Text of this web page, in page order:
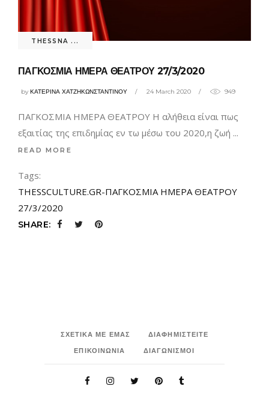
THESSNA ...
ΠΑΓΚΟΣΜΙΑ ΗΜΕΡΑ ΘΕΑΤΡΟΥ 27/3/2020
byΚΑΤΕΡΙΝΑ ΧΑΤΖΗΚΩΝΣΤΑΝΤΙΝΟΥ 24 March 2020 949
ΠΑΓΚΟΣΜΙΑ ΗΜΕΡΑ ΘΕΑΤΡΟΥ Η αλήθεια είναι πως
εξαιτίας της επιδημίας εν τω μέσω του 2020,η ζωή
READ MORE
Tags:
THESSCULTURE.GR-ΠΑΓΚΟΣΜΙΑ ΗΜΕΡΑ ΘΕΑΤΡΟΥ
27/3/2020
SHARE:
ΣΧΕΤΙΚΑ ΜΕ ΕΜΑΣ
ΔΙΑΦΗΜΙΣΤΕΙΤΕ
ΕΠΙΚΟΙΝΩΝΙΑ
ΔΙΑΓΩΝΙΣΜΟΙ